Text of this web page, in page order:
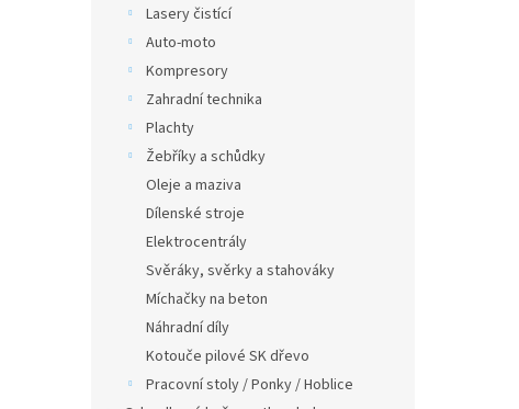
Lasery čistící
Auto-moto
Kompresory
Zahradní technika
Plachty
Žebříky a schůdky
Oleje a maziva
Dílenské stroje
Elektrocentrály
Svěráky, svěrky a stahováky
Míchačky na beton
Náhradní díly
Kotouče pilové SK dřevo
Pracovní stoly / Ponky / Hoblice